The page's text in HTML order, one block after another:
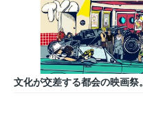
文化が交差する都会の映画祭。